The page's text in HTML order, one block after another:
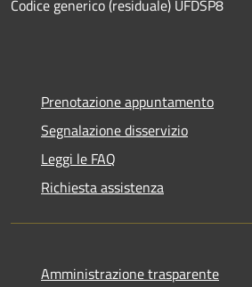
Codice generico (residuale) UFDSP8
Prenotazione appuntamento
Segnalazione disservizio
Leggi le FAQ
Richiesta assistenza
Amministrazione trasparente